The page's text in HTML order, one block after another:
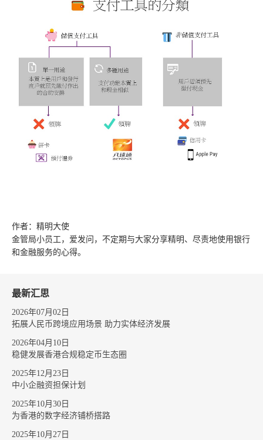
作者：精明大使
金管局小员工，爱发问，不定期与大家分享精明、尽责地使用银行
和金融服务的心得。
最新汇思
2026年07月02日
拓展人民币跨境应用场景 助力实体经济发展
2026年04月10日
稳健发展香港合规稳定币生态圈
2025年12月23日
中小企融资担保计划
2025年10月30日
为香港的数字经济铺桥搭路
2025年10月27日